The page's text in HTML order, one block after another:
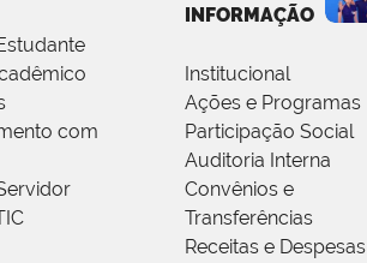
com
INFORMAÇÃO
Institucional
Ações e Programas
Participação Social
Auditoria Interna
Convênios e
Transferências
Receitas e Despesas